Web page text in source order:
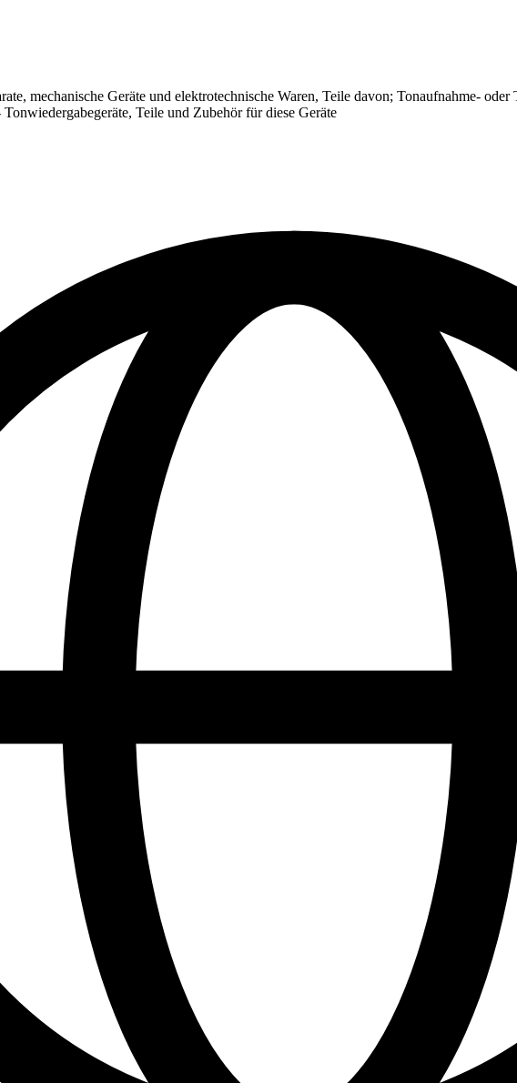
mechanische Geräte und elektrotechnische Waren, Teile davon; Tonaufnahme-
Teile und Zubehör für diese Geräte